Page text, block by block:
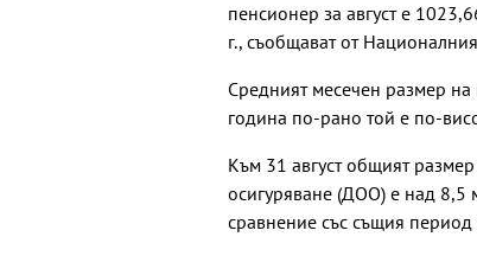
пенсионер за август е
г., съобщават от
Средният месечен размер
година по-рано той е по-
Към 31 август общият
осигуряване (ДОО) е над 8,5
сравнение със същия